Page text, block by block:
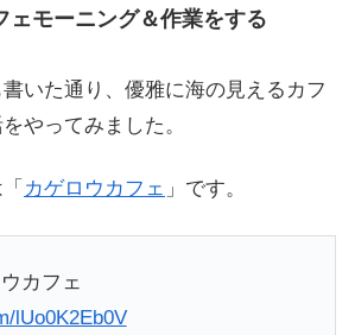
ェモーニング＆作業をする
いた通り、優雅に海の見えるカフ
やってみました。
カゲロウカフェ 」です。
カフェ
lUo0K2Eb0V